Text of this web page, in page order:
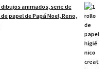
animados, serie de
papel de Papá Noel, Reno,